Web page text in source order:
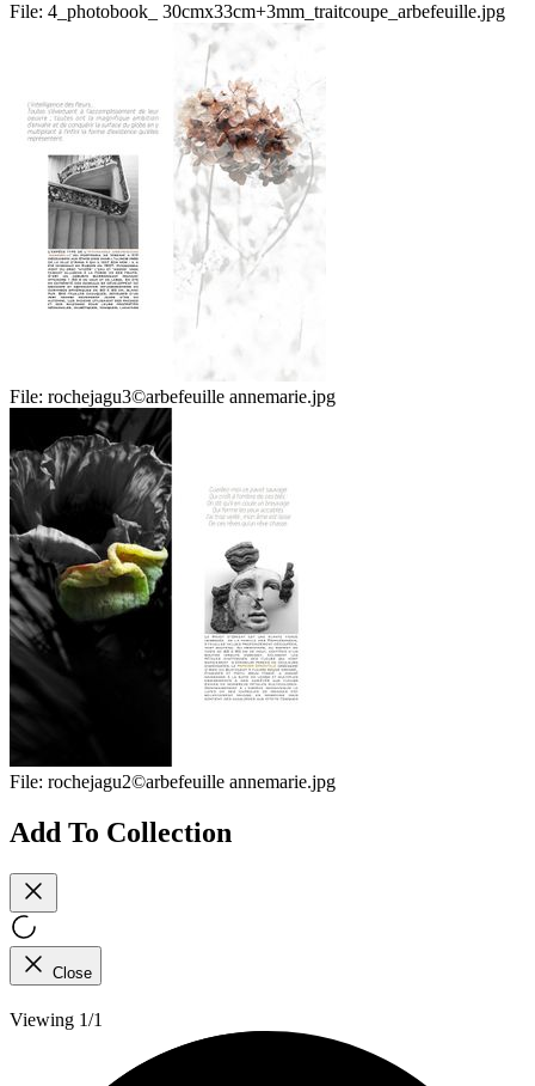
File: 4_photobook_ 30cmx33cm+3mm_traitcoupe_arbefeuille.jpg
File: rochejagu3©arbefeuille annemarie.jpg
File: rochejagu2©arbefeuille annemarie.jpg
Add To Collection
Close
Viewing 1/1